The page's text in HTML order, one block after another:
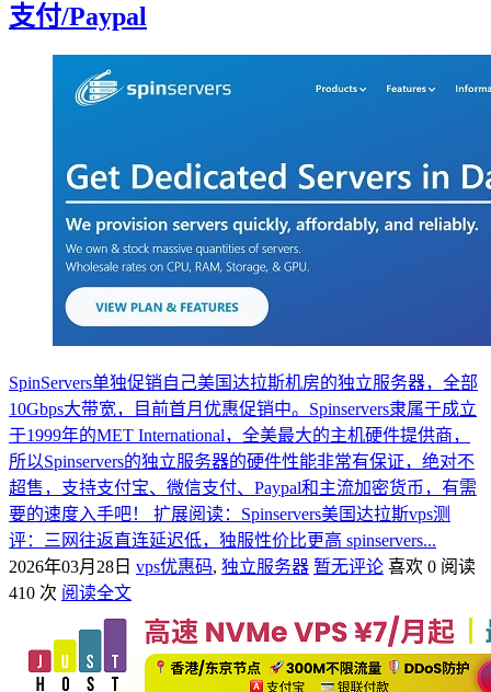
支付/Paypal
SpinServers单独促销自己美国达拉斯机房的独立服务器，全部
10Gbps大带宽，目前首月优惠促销中。Spinservers隶属于成立
于1999年的MET International，全美最大的主机硬件提供商，
所以Spinservers的独立服务器的硬件性能非常有保证，绝对不
超售，支持支付宝、微信支付、Paypal和主流加密货币，有需
要的速度入手吧！ 扩展阅读：Spinservers美国达拉斯vps测
评：三网往返直连延迟低，独服性价比更高 spinservers...
2026年03月28日 vps优惠码, 独立服务器 暂无评论 喜欢 0 阅读
410 次 阅读全文